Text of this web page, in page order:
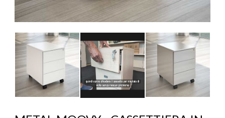
ACCESSORI
POCKET OFFICE
SCRIVANY
FASTOFFICE